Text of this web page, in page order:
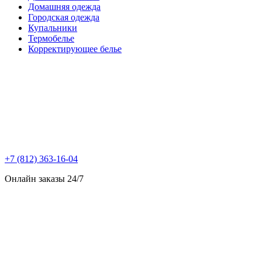
Домашняя одежда
Городская одежда
Купальники
Термобелье
Корректирующее белье
+7 (812) 363-16-04
Онлайн заказы 24/7